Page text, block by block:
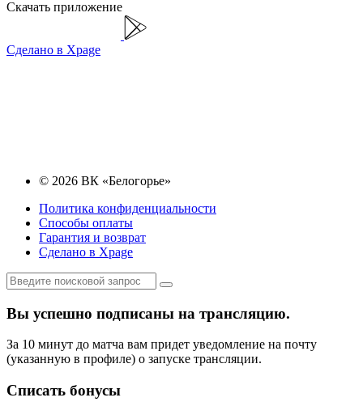
Скачать приложение
Сделано в Xpage
© 2026 ВК «Белогорье»
Политика конфиденциальности
Способы оплаты
Гарантия и возврат
Сделано в Xpage
Вы успешно подписаны на трансляцию.
За 10 минут до матча вам придет уведомление на почту
(указанную в профиле) о запуске трансляции.
Списать бонусы